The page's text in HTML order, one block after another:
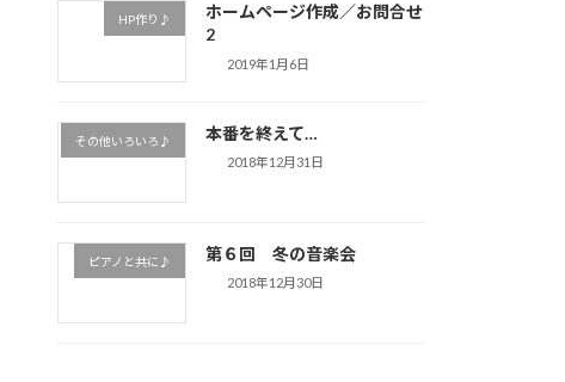
HP作り♪
ホームページ作成／お問合せ
2
2019年1月6日
その他いろいろ♪ 本番を終えて…
2018年12月31日
ピアノと共に♪ 第６回 冬の音楽会
2018年12月30日